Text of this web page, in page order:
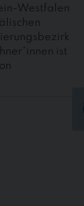
Westfalen
ist